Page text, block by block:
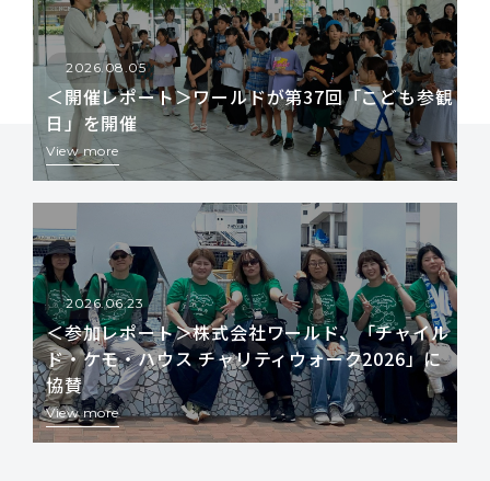
2026.08.05
＜開催レポート＞ワールドが第37回「こども参観
日」を開催
View more
2026.06.23
＜参加レポート＞株式会社ワールド、「チャイル
ド・ケモ・ハウス チャリティウォーク2026」に
協賛
View more